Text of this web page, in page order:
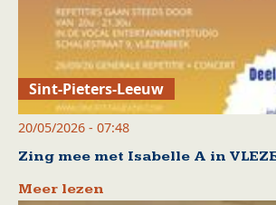
Sint-Pieters-Leeuw
20/05/2026 - 07:48
Zing mee met Isabelle A in
Meer lezen